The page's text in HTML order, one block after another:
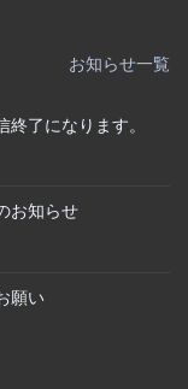
お知らせ一覧
了になります。
お知らせ
願い